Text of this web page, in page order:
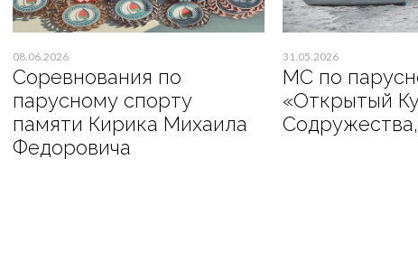
08.06.2026
Соревнования по
парусному спорту
памяти Кирика Михаила
Федоровича
31.05.2026
МС по
«Открытый